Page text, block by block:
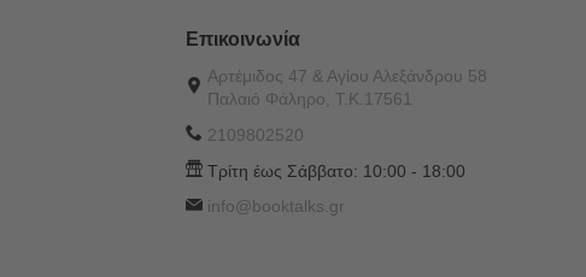
Επικοινωνία
Αρτέμιδος 47 & Αγίου Αλεξάνδρου 58
Παλαιό Φάληρο, Τ.Κ.17561
2109802520
Τρίτη έως Σάββατο: 10:00 - 18:00
info@booktalks.gr